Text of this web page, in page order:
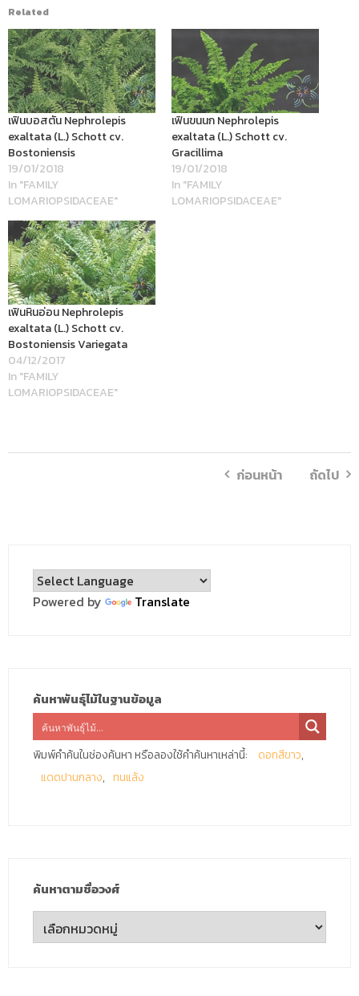
Related
เฟินบอสตัน Nephrolepis
exaltata (L.) Schott cv.
Bostoniensis
19/01/2018
In "FAMILY
LOMARIOPSIDACEAE"
เฟินขนนก Nephrolepis
exaltata (L.) Schott cv.
Gracillima
19/01/2018
In "FAMILY
LOMARIOPSIDACEAE"
เฟินหินอ่อน Nephrolepis
exaltata (L.) Schott cv.
Bostoniensis Variegata
04/12/2017
In "FAMILY
LOMARIOPSIDACEAE"
ก่อนหน้า ถัดไป
Powered by Translate
ค้นหาพันธุ์ไม้ในฐานข้อมูล
พิมพ์คำค้นในช่องค้นหา หรือลองใช้คำค้นหาเหล่านี้:
ดอกสีขาว
แดดปานกลาง
ทนแล้ง
ค้นหาตามชื่อวงศ์
ค้นหา
ตาม